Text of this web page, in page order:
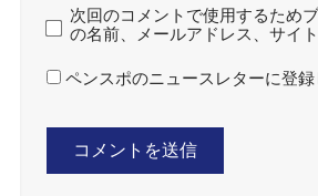
次回のコメントで使用するため
の名前、メールアドレス、サイト
ペンスポのニュースレターに登録